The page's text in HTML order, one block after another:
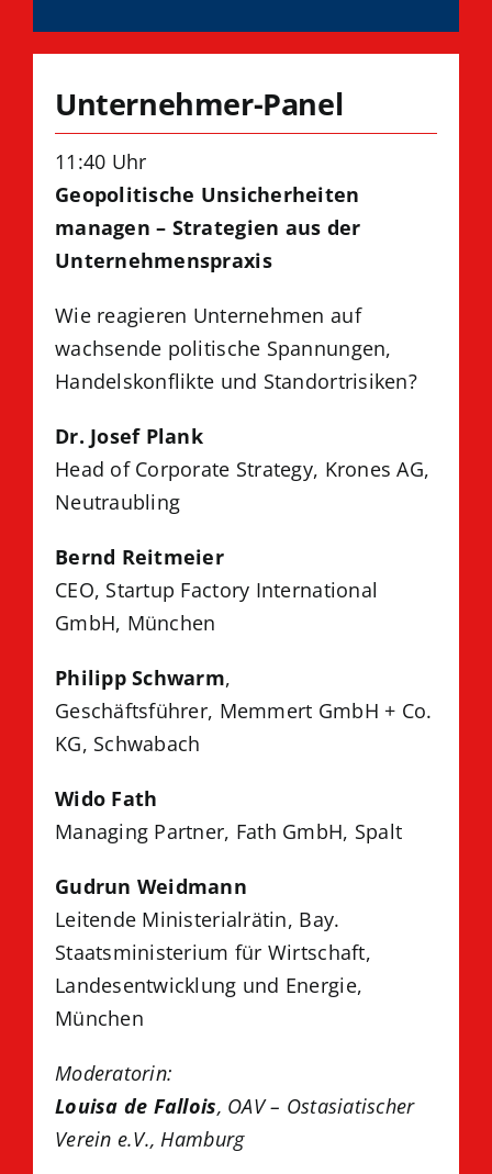
Unternehmer-Panel
11:40 Uhr
Geopolitische Unsicherheiten
managen – Strategien aus der
Unternehmenspraxis
Wie reagieren Unternehmen auf
wachsende politische Spannungen,
Handelskonflikte und Standortrisiken?
Dr. Josef Plank
Head of Corporate Strategy, Krones AG,
Neutraubling
Bernd Reitmeier
CEO, Startup Factory International
GmbH, München
Philipp Schwarm,
Geschäftsführer, Memmert GmbH + Co.
KG, Schwabach
Wido Fath
Managing Partner, Fath GmbH, Spalt
Gudrun Weidmann
Leitende Ministerialrätin, Bay.
Staatsministerium für Wirtschaft,
Landesentwicklung und Energie,
München
Moderatorin:
Louisa de Fallois, OAV – Ostasiatischer
Verein e.V., Hamburg